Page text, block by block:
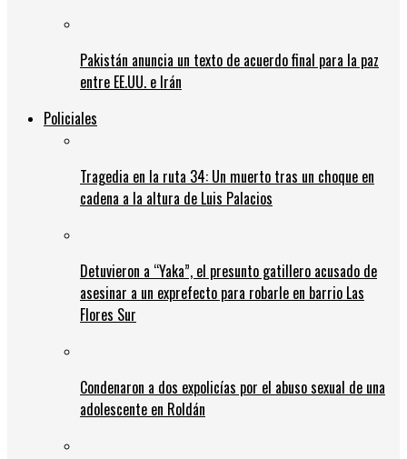
Pakistán anuncia un texto de acuerdo final para la paz
entre EE.UU. e Irán
Policiales
Tragedia en la ruta 34: Un muerto tras un choque en
cadena a la altura de Luis Palacios
Detuvieron a “Yaka”, el presunto gatillero acusado de
asesinar a un exprefecto para robarle en barrio Las
Flores Sur
Condenaron a dos expolicías por el abuso sexual de una
adolescente en Roldán